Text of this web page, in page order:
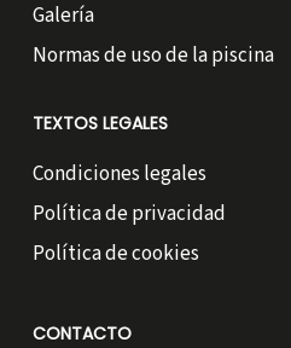
Galería
Normas de uso de la piscina
TEXTOS LEGALES
Condiciones legales
Política de privacidad
Política de cookies
CONTACTO